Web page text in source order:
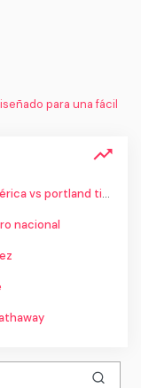
portland timbers standings
nacional